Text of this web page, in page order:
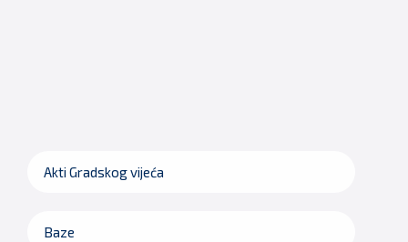
Akti Gradskog vijeća
Baze